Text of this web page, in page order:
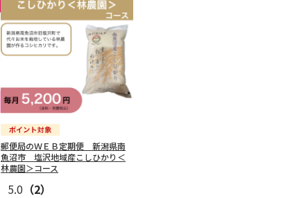
郵便局のＷＥＢ定期便 新潟県南
魚沼市 塩沢地域産こしひかり＜
林農園＞コース
5.0 （2）